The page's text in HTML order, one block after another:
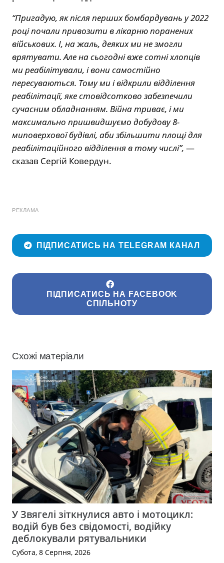
“Пригадую, як після перших бомбардувань у 2022
році почали привозити в лікарню поранених
військових. І, на жаль, деяких ми не змогли
врятувати. Але на сьогодні вже сотні хлопців
ми реабілітували, і вони самостійно
пересуваються. Тому ми і відкрили відділення
реабілітації, яке стовідсотково забезпечили
сучасним обладнанням. Війна триває, і ми
максимально пришвидшуємо добудову 8-
миповерхової будівлі, аби збільшити площі для
реабілітаційного відділення в тому числі”, —
сказав Сергій Ковердун.
РЕКЛАМА
ПІДПИСАТИСЬ НА TELEGRAM КАНАЛ
ПІДПИСАТИСЬ НА FACEBOOK
СПІЛЬНОТУ
Схожі матеріали
У Звягелі зіткнулися авто і мотоцикл:
водій був без свідомості, водійку
деблокували рятувальники
Субота, 8 Серпня, 2026